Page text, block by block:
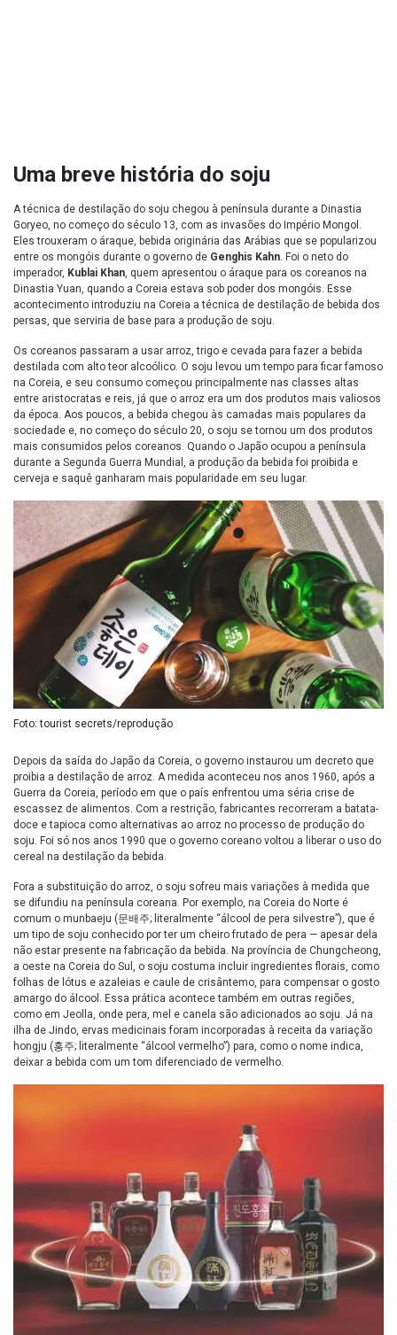
Uma breve história do soju
A técnica de destilação do soju chegou à península durante a Dinastia
Goryeo, no começo do século 13, com as invasões do Império Mongol.
Eles trouxeram o áraque, bebida originária das Arábias que se popularizou
entre os mongóis durante o governo de Genghis Kahn . Foi o neto do
imperador, Kublai Khan , quem apresentou o áraque para os coreanos na
Dinastia Yuan, quando a Coreia estava sob poder dos mongóis. Esse
acontecimento introduziu na Coreia a técnica de destilação de bebida dos
persas, que serviria de base para a produção de soju.
Os coreanos passaram a usar arroz, trigo e cevada para fazer a bebida
destilada com alto teor alcoólico. O soju levou um tempo para ficar famoso
na Coreia, e seu consumo começou principalmente nas classes altas
entre aristocratas e reis, já que o arroz era um dos produtos mais valiosos
da época. Aos poucos, a bebida chegou às camadas mais populares da
sociedade e, no começo do século 20, o soju se tornou um dos produtos
mais consumidos pelos coreanos. Quando o Japão ocupou a península
durante a Segunda Guerra Mundial, a produção da bebida foi proibida e
cerveja e saquê ganharam mais popularidade em seu lugar.
Foto: tourist secrets/reprodução
Depois da saída do Japão da Coreia, o governo instaurou um decreto que
proibia a destilação de arroz. A medida aconteceu nos anos 1960, após a
Guerra da Coreia, período em que o país enfrentou uma séria crise de
escassez de alimentos. Com a restrição, fabricantes recorreram a batata-
doce e tapioca como alternativas ao arroz no processo de produção do
soju. Foi só nos anos 1990 que o governo coreano voltou a liberar o uso do
cereal na destilação da bebida.
Fora a substituição do arroz, o soju sofreu mais variações à medida que
se difundiu na península coreana. Por exemplo, na Coreia do Norte é
comum o munbaeju (문배주; literalmente “álcool de pera silvestre”), que é
um tipo de soju conhecido por ter um cheiro frutado de pera — apesar dela
não estar presente na fabricação da bebida. Na província de Chungcheong,
a oeste na Coreia do Sul, o soju costuma incluir ingredientes florais, como
folhas de lótus e azaleias e caule de crisântemo, para compensar o gosto
amargo do álcool. Essa prática acontece também em outras regiões,
como em Jeolla, onde pera, mel e canela são adicionados ao soju. Já na
ilha de Jindo, ervas medicinais foram incorporadas à receita da variação
hongju (홍주; literalmente “álcool vermelho”) para, como o nome indica,
deixar a bebida com um tom diferenciado de vermelho.